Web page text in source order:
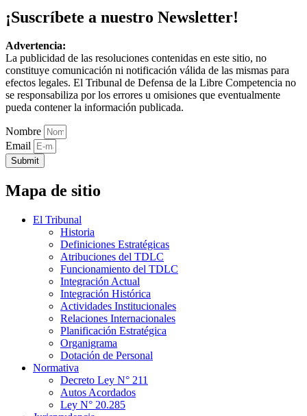
¡Suscríbete a nuestro Newsletter!
Advertencia:
La publicidad de las resoluciones contenidas en este sitio, no
constituye comunicación ni notificación válida de las mismas para
efectos legales. El Tribunal de Defensa de la Libre Competencia no
se responsabiliza por los errores u omisiones que eventualmente
pueda contener la información publicada.
Nombre
Email
Submit
Mapa de sitio
El Tribunal
Historia
Definiciones Estratégicas
Atribuciones del TDLC
Funcionamiento del TDLC
Integración Actual
Integración Histórica
Actividades Institucionales
Relaciones Internacionales
Planificación Estratégica
Organigrama
Dotación de Personal
Normativa
Decreto Ley N° 211
Autos Acordados
Ley N° 20.285